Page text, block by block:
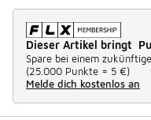
Dieser Artikel bringt
Spare bei einem
(25.000 Punkte = 5 €)
Melde dich kostenlos an